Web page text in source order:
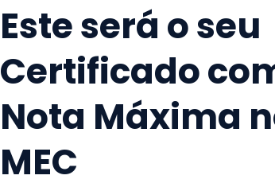
Este será o seu
Certificado
Nota Máxima
MEC